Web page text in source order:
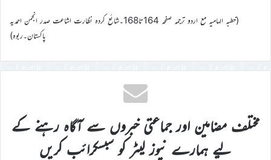
(خطبہ الہامیہ مع اردو ترجمہ صفحہ 164تا168۔شائع کردہ نظارت اشاعت صدر انجمن احمدیہ
پاکستان۔ربوہ)
مختلف مضامین اور جماعتی خبروں سے آگاہ رہنے کے
لیے ہمارے نیوز لیٹر کو سبسکرائب کریں